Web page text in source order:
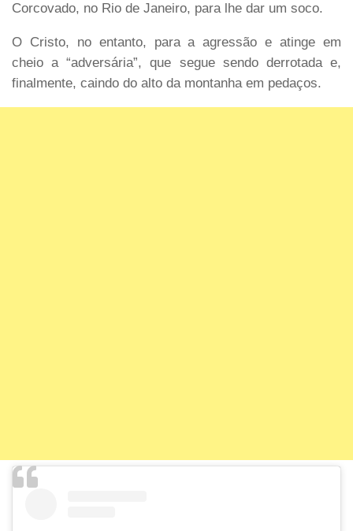
Corcovado, no Rio de Janeiro, para lhe dar um soco.
O Cristo, no entanto, para a agressão e atinge em
cheio a “adversária”, que segue sendo derrotada e,
finalmente, caindo do alto da montanha em pedaços.